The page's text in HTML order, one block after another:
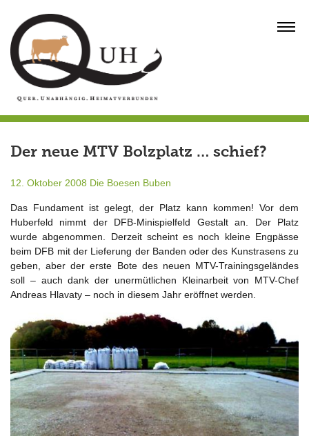
content
Der neue MTV Bolzplatz … schief?
12. Oktober 2008 Die Boesen Buben
Das Fundament ist gelegt, der Platz kann kommen! Vor dem
Huberfeld nimmt der DFB-Minispielfeld Gestalt an. Der Platz
wurde abgenommen. Derzeit scheint es noch kleine Engpässe
beim DFB mit der Lieferung der Banden oder des Kunstrasens zu
geben, aber der erste Bote des neuen MTV-Trainingsgeländes
soll – auch dank der unermütlichen Kleinarbeit von MTV-Chef
Andreas Hlavaty – noch in diesem Jahr eröffnet werden.